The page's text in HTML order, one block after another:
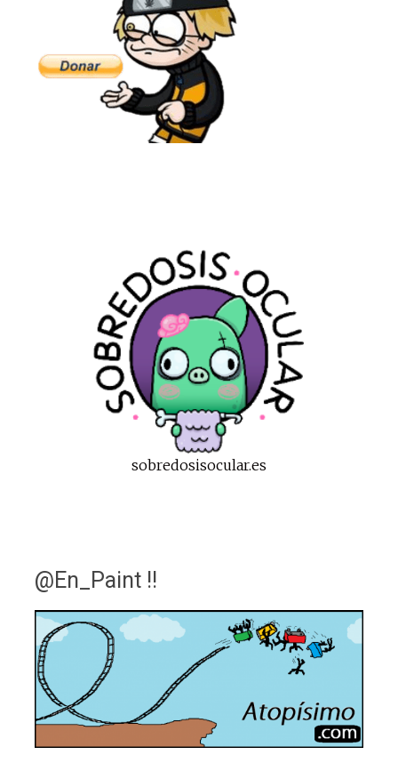
sobredosisocular.es
@En_Paint !!